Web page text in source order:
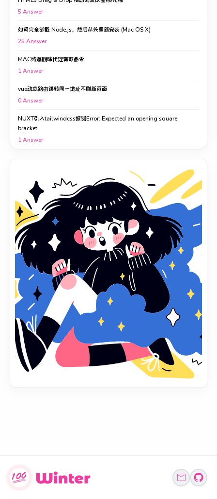
5 Answer
如何完全卸载 Node.js，然后从头重新安装 (Mac OS X)
25 Answer
MAC终端删除代理有效命令
1Answer
vue动态路由跳转同一地址不刷新页面
0Answer
NUXT引入tailwindcss报错Error: Expected an opening square
bracket.
1Answer